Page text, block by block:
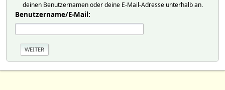
deinen Benutzernamen oder deine E-Mail-Adresse unterhalb an.
Benutzername/E-Mail: